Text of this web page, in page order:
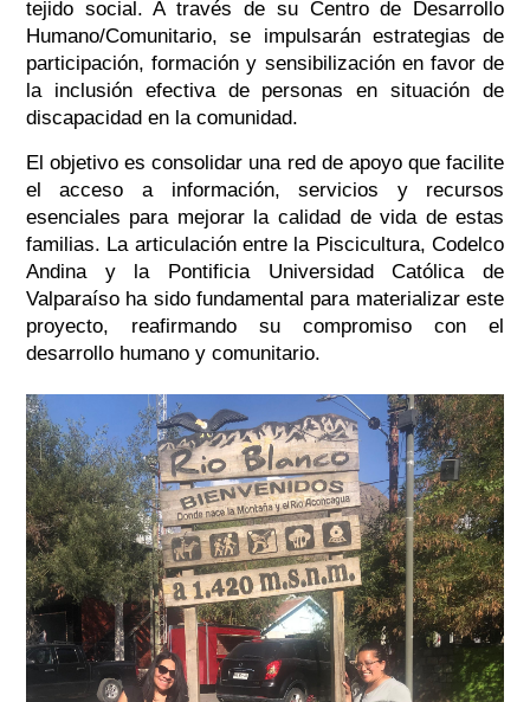
tejido social. A través de su Centro de Desarrollo
Humano/Comunitario, se impulsarán estrategias de
participación, formación y sensibilización en favor de
la inclusión efectiva de personas en situación de
discapacidad en la comunidad.
El objetivo es consolidar una red de apoyo que facilite
el acceso a información, servicios y recursos
esenciales para mejorar la calidad de vida de estas
familias. La articulación entre la Piscicultura, Codelco
Andina y la Pontificia Universidad Católica de
Valparaíso ha sido fundamental para materializar este
proyecto, reafirmando su compromiso con el
desarrollo humano y comunitario.